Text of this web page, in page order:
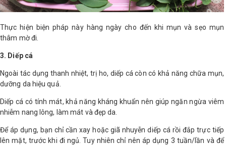
Thực hiện biện pháp này hàng ngày cho đến khi mụn và sẹo mụn
thâm mờ đi.
3. Diếp cá
Ngoài tác dụng thanh nhiệt, trị ho, diếp cá còn có khả năng chữa mụn,
dưỡng da hiệu quả.
Diếp cá có tính mát, khả năng kháng khuẩn nên giúp ngăn ngừa viêm
nhiễm nang lông, làm mát và đẹp da.
Để áp dụng, bạn chỉ cần xay hoặc giã nhuyễn diếp cá rồi đắp trực tiếp
lên mặt, trước khi đi ngủ. Tuy nhiên chỉ nên áp dụng 3 tuần/lần và để